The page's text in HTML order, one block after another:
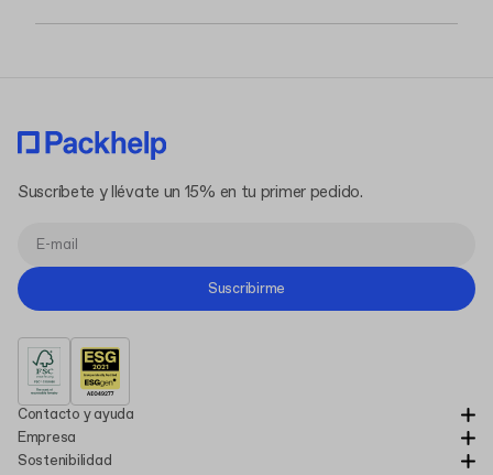
Contacto y ayuda
Empresa
Sostenibilidad
Suscríbete y llévate un 15% en tu primer pedido.
Suscribirme